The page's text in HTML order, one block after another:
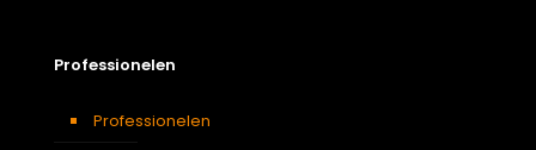
Professionelen
Professionelen